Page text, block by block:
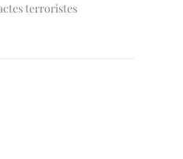
terroristes